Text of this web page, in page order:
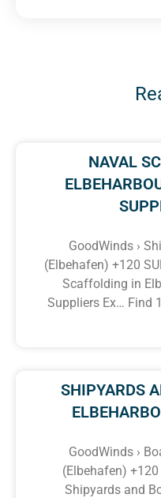
NAVAL
GoodWinds ›
(Elbehafen) +120
Scaffolding in
Suppliers Ex… Find
SHIPYARDS
GoodWinds ›
(Elbehafen) +120
Shipyards and